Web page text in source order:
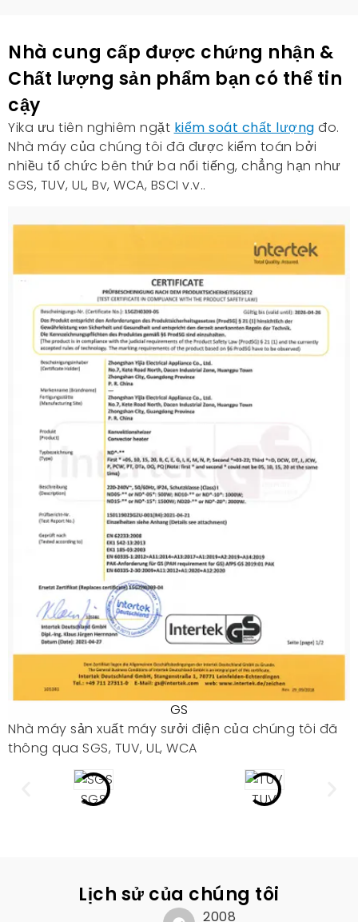
Nhà cung cấp được chứng nhận &
Chất lượng sản phẩm bạn có thể tin
cậy
Yika ưu tiên nghiêm ngặt kiểm soát chất lượng đo.
Nhà máy của chúng tôi đã được kiểm toán bởi
nhiều tổ chức bên thứ ba nổi tiếng, chẳng hạn như
SGS, TUV, UL, Bv, WCA, BSCI v.v..
GS
Nhà máy sản xuất máy sưởi điện của chúng tôi đã
thông qua SGS, TUV, UL, WCA
SGS TUV
Lịch sử của chúng tôi
2008